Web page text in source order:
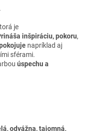
je
inšpiráciu, pokoru,
napríklad aj
sférami.
úspechu a
odvážna, tajomná,